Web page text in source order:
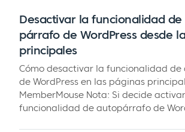
Desactivar la funcionalidad
párrafo de WordPress desde
principales
Cómo desactivar la funcionalidad
de WordPress en las páginas
MemberMouse Nota: Si decide
funcionalidad de autopárrafo de